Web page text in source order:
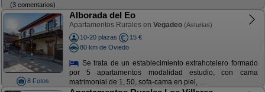
(3 comentarios)
8 Fotos
Alborada del Eo
Apartamentos Rurales en Vegadeo (Asturias)
10-20 plazas
15 €
80 km de Oviedo
Se trata de un establecimiento extrahotelero formado
por 5 apartamentos modalidad estudio, con cama
matrimonial de 1, 50, sofa-cama en piel, ...